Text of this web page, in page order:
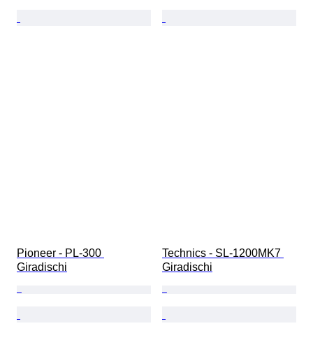
Pioneer - PL-300
Giradischi
Technics - SL-1200MK7
Giradischi